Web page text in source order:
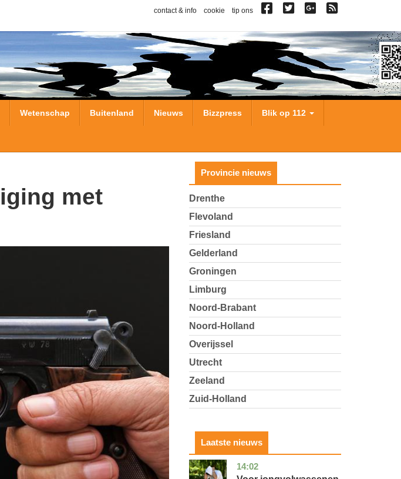
contact & info cookie tip ons
Wetenschap Buitenland Nieuws Bizzpress Blik op 112
Provincie nieuws
Drenthe
Flevoland
Friesland
Gelderland
Groningen
Limburg
Noord-Brabant
Noord-Holland
Overijssel
Utrecht
Zeeland
Zuid-Holland
Laatste nieuws
14:02
utrecht
gezondheid